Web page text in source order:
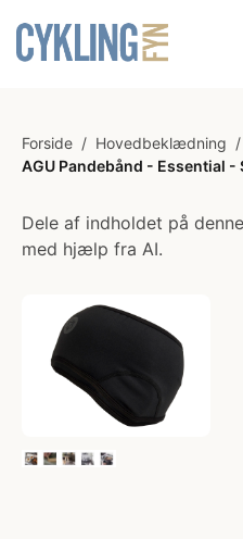
Forside / Hovedbeklædning /
AGU Pandebånd - Essential -
Dele af indholdet på
med hjælp fra AI.